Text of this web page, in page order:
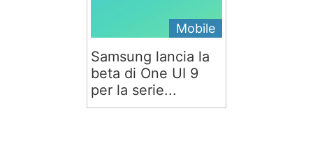
Mobile
Samsung lancia la
beta di One UI 9
per la serie...